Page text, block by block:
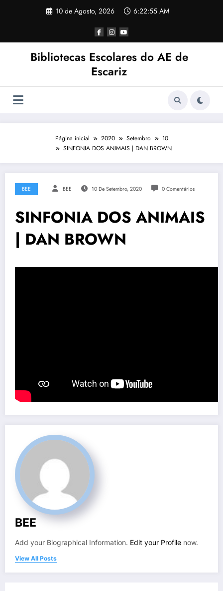
10 de Agosto, 2026 6:22:55 AM
Bibliotecas Escolares do AE de
Escariz
Página inicial 2020 Setembro
10
SINFONIA DOS ANIMAIS | DAN BROWN
BEE BEE 10 De Setembro, 2020 0 Comentários
SINFONIA DOS ANIMAIS
| DAN BROWN
BEE
Add your Biographical Information. Edit your Profile now.
View All Posts